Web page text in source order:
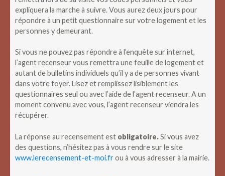
expliquera la marche à suivre. Vous aurez deux jours pour
répondre à un petit questionnaire sur votre logement et les
personnes y demeurant.
Si vous ne pouvez pas répondre à l’enquête sur internet,
l’agent recenseur vous remettra une feuille de logement et
autant de bulletins individuels qu’il y a de personnes vivant
dans votre foyer. Lisez et remplissez lisiblement les
questionnaires seul ou avec l’aide de l’agent recenseur. A un
moment convenu avec vous, l’agent recenseur viendra les
récupérer.
La réponse au recensement est obligatoire.Si vous avez
des questions, n’hésitez pas à vous rendre sur le site
www.lerecensement-et-moi.frou à vous adresser à la mairie.